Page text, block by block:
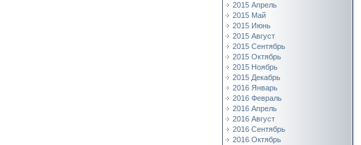
2015 Апрель
2015 Май
2015 Июнь
2015 Август
2015 Сентябрь
2015 Октябрь
2015 Ноябрь
2015 Декабрь
2016 Январь
2016 Февраль
2016 Апрель
2016 Август
2016 Сентябрь
2016 Октябрь